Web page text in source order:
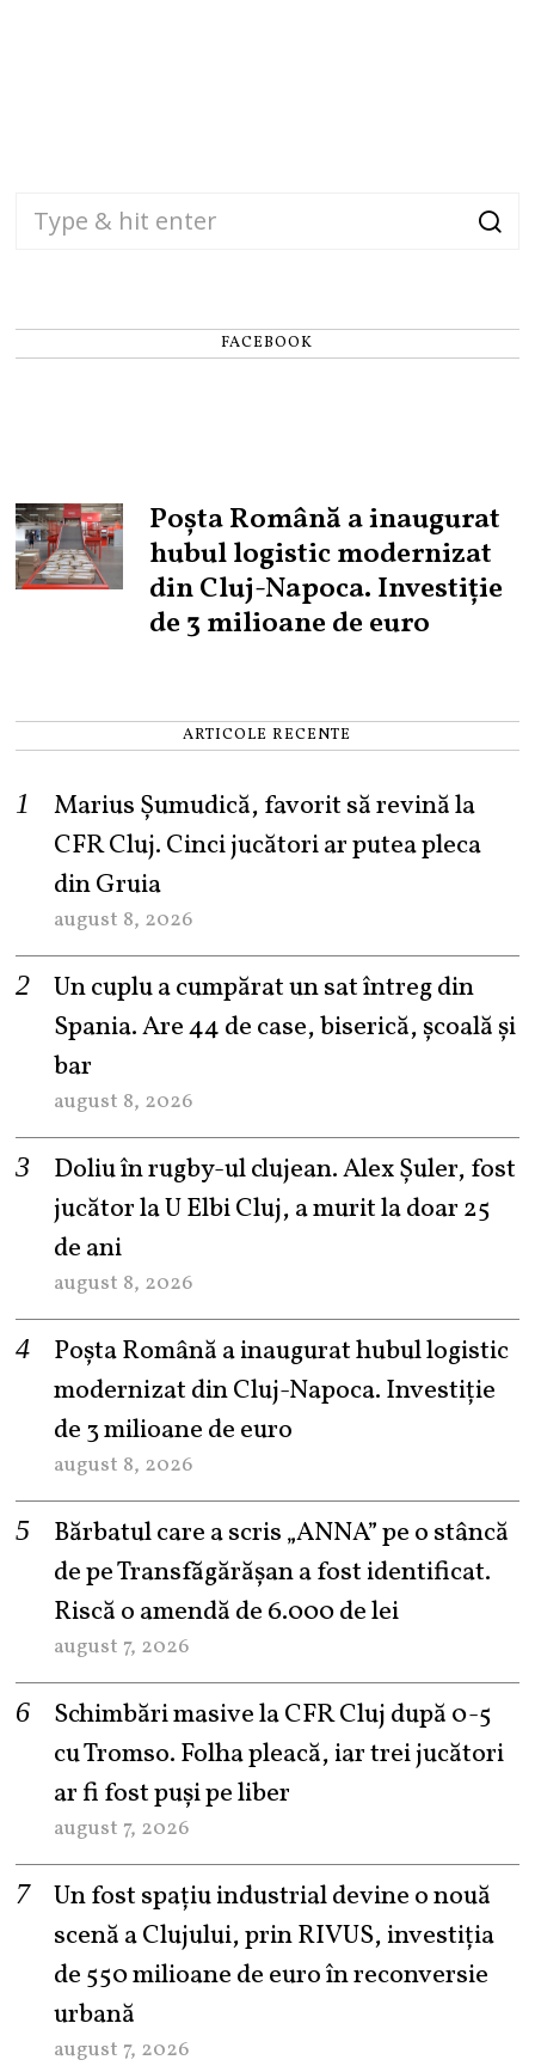
FACEBOOK
Poșta Română a inaugurat
hubul logistic modernizat
din Cluj-Napoca. Investiție
de 3 milioane de euro
ARTICOLE RECENTE
Marius Șumudică, favorit să revină la
CFR Cluj. Cinci jucători ar putea pleca
din Gruia
august 8, 2026
Un cuplu a cumpărat un sat întreg din
Spania. Are 44 de case, biserică, școală și
bar
august 8, 2026
Doliu în rugby-ul clujean. Alex Șuler, fost
jucător la U Elbi Cluj, a murit la doar 25
de ani
august 8, 2026
Poșta Română a inaugurat hubul logistic
modernizat din Cluj-Napoca. Investiție
de 3 milioane de euro
august 8, 2026
Bărbatul care a scris „ANNA” pe o stâncă
de pe Transfăgărășan a fost identificat.
Riscă o amendă de 6.000 de lei
august 7, 2026
Schimbări masive la CFR Cluj după 0-5
cu Tromso. Folha pleacă, iar trei jucători
ar fi fost puși pe liber
august 7, 2026
Un fost spațiu industrial devine o nouă
scenă a Clujului, prin RIVUS, investiția
de 550 milioane de euro în reconversie
urbană
august 7, 2026